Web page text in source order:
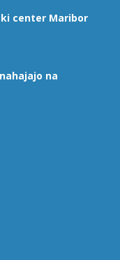
center Maribor
na